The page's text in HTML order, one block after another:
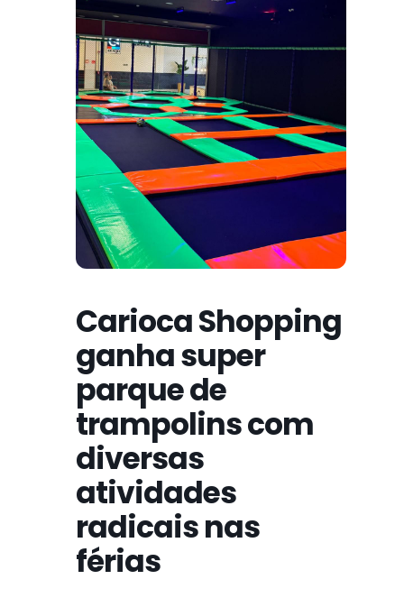
Carioca Shopping
ganha super
parque de
trampolins com
diversas
atividades
radicais nas
férias